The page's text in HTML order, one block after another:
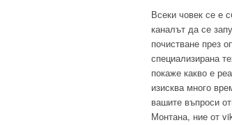
Всеки човек се е
каналът да се
почистване през
специализирана
покаже какво е
изисква много
вашите въпроси
Монтана, ние от